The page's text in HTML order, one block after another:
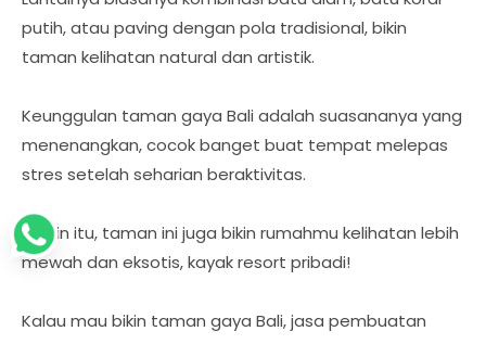
putih, atau paving dengan pola tradisional, bikin
taman kelihatan natural dan artistik.
Keunggulan taman gaya Bali adalah suasananya yang
menenangkan, cocok banget buat tempat melepas
stres setelah seharian beraktivitas.
Selain itu, taman ini juga bikin rumahmu kelihatan lebih
mewah dan eksotis, kayak resort pribadi!
Kalau mau bikin taman gaya Bali, jasa pembuatan